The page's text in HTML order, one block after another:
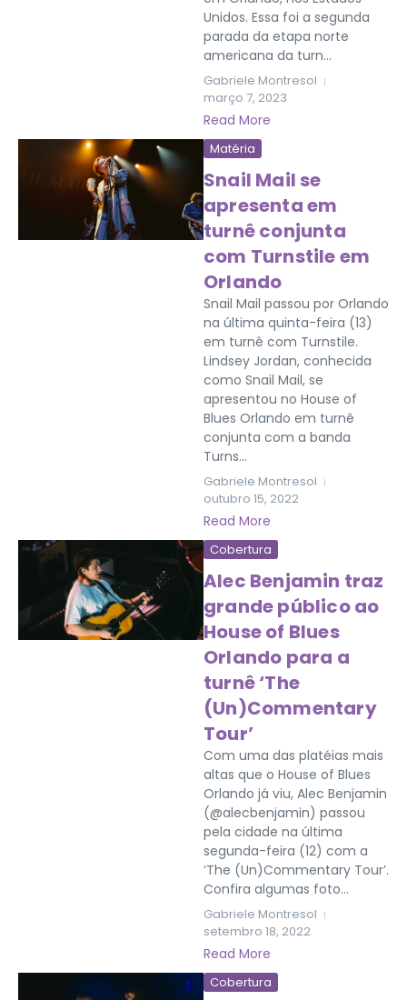
Unidos. Essa foi a segunda
parada da etapa norte
americana da turn...
Gabriele Montresol
março 7, 2023
Read More
Matéria
Snail Mail se
apresenta em
turnê conjunta
com Turnstile em
Orlando
Snail Mail passou por Orlando
na última quinta-feira (13)
em turnê com Turnstile.
Lindsey Jordan, conhecida
como Snail Mail, se
apresentou no House of
Blues Orlando em turnê
conjunta com a banda
Turns...
Gabriele Montresol
outubro 15, 2022
Read More
Cobertura
Alec Benjamin traz
grande público ao
House of Blues
Orlando para a
turnê ‘The
(Un)Commentary
Tour’
Com uma das platéias mais
altas que o House of Blues
Orlando já viu, Alec Benjamin
(@alecbenjamin) passou
pela cidade na última
segunda-feira (12) com a
‘The (Un)Commentary Tour’.
Confira algumas foto...
Gabriele Montresol
setembro 18, 2022
Read More
Cobertura